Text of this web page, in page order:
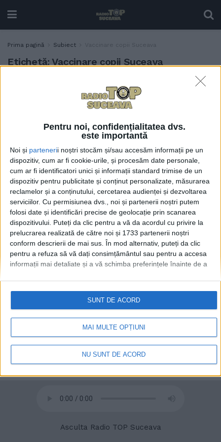
Pentru noi, confidențialitatea dvs.
este importantă
Noi și partenerii noștri stocăm și/sau accesăm informații pe un
dispozitiv, cum ar fi cookie-urile, și procesăm date personale,
cum ar fi identificatori unici și informații standard trimise de un
dispozitiv pentru publicitate și conținut personalizate, măsurarea
reclamelor și a conținutului, cercetarea audienței și dezvoltarea
serviciilor. Cu permisiunea dvs., noi și partenerii noștri putem
folosi date și identificări precise de geolocație prin scanarea
dispozitivului. Puteți da clic pentru a vă da acordul cu privire la
prelucrarea realizată de către noi și 1733 partenerii noștri
conform descrierii de mai sus. În mod alternativ, puteți da clic
pentru a refuza să vă dați consimțământul sau pentru a accesa
informații mai detaliate și a vă schimba preferințele înainte de a
retrageți consimțământul în orice moment, revenind la acest site
și făcând clic pe butonul "Confidențialitate" din partea de jos a
paginii web.
MAI MULTE OPȚIUNI
NU SUNT DE ACORD
SUNT DE ACORD
Prima pagină Subiect Vaccinare copii Suceava
Etichetă: Vaccinare copii Suceava
Suceava, printre județele cu
cea mai mică rată de
vaccinare a copiilor
© 2020 Radio TOP Suceava 104 FM
Asculta Radio TOP Suceava